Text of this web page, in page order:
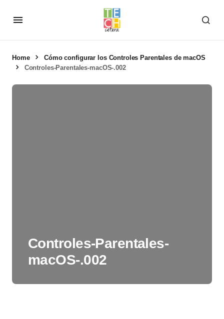
Home
Cómo configurar los Controles Parentales de macOS
Controles-Parentales-macOS-.002
Controles-Parentales-
macOS-.002